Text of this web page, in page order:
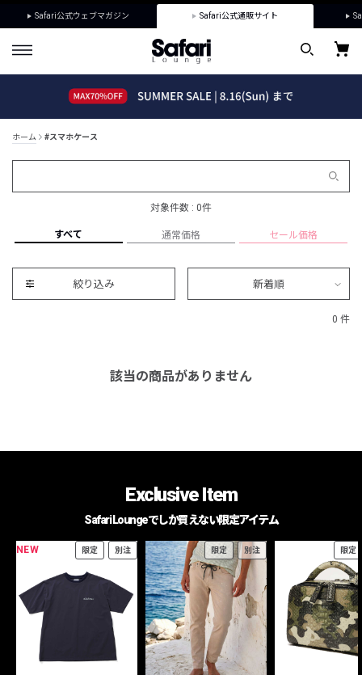
Safari公式ウェブマガジン Safari公式通販サイト
ホーム #スマホケース
対象件数 : 0件
すべて 通常価格 セール価格
絞り込み 新着順
0 件
該当の商品がありません
Exclusive Item
Safari Loungeでしか買えない限定アイテム
NEW 限定 別注 限定 別注 限定